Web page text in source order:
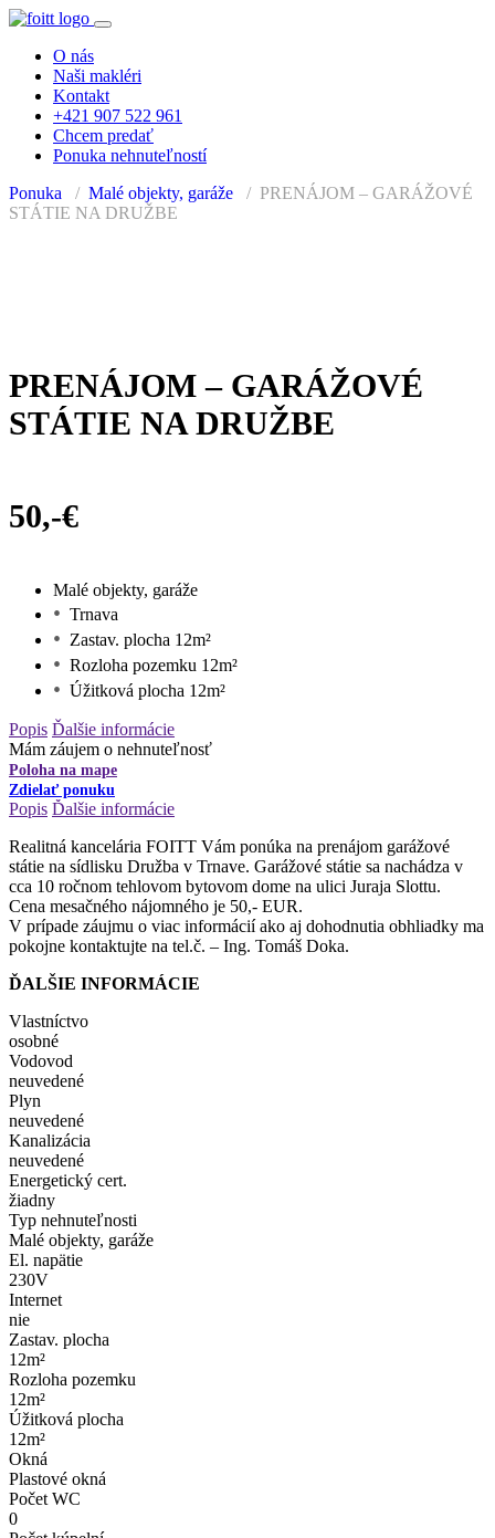
O nás
Naši makléri
Kontakt
+421 907 522 961
Chcem predať
Ponuka nehnuteľností
Ponuka
Malé objekty, garáže
PRENÁJOM – GARÁŽOVÉ
STÁTIE NA DRUŽBE
PRENÁJOM – GARÁŽOVÉ
STÁTIE NA DRUŽBE
Malé objekty, garáže
Trnava
Zastav. plocha 12m²
Rozloha pozemku 12m²
Úžitková plocha 12m²
50,-€
Popis Ďalšie informácie
Mám záujem o nehnuteľnosť
Poloha na mape
Zdielať ponuku
Popis Ďalšie informácie
Realitná kancelária FOITT Vám ponúka na prenájom garážové
státie na sídlisku Družba v Trnave. Garážové státie sa nachádza v
cca 10 ročnom tehlovom bytovom dome na ulici Juraja Slottu.
Cena mesačného nájomného je 50,- EUR.
V prípade záujmu o viac informácií ako aj dohodnutia obhliadky ma
pokojne kontaktujte na tel.č. – Ing. Tomáš Doka.
ĎALŠIE INFORMÁCIE
Vlastníctvo
osobné
Vodovod
neuvedené
Plyn
neuvedené
Kanalizácia
neuvedené
Energetický cert.
žiadny
Typ nehnuteľnosti
Malé objekty, garáže
El. napätie
230V
Internet
nie
Zastav. plocha
12m²
Rozloha pozemku
12m²
Úžitková plocha
12m²
Okná
Plastové okná
Počet WC
0